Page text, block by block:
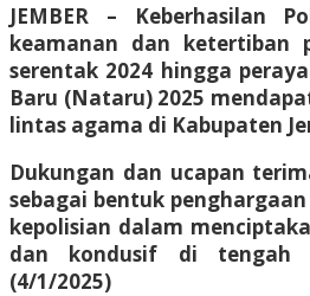
JEMBER – Keberhasilan
keamanan dan ketertiban
serentak 2024 hingga
Baru (Nataru) 2025
lintas agama di Kabupaten
Dukungan dan ucapan
sebagai bentuk
kepolisian dalam
dan kondusif di tengah
(4/1/2025)